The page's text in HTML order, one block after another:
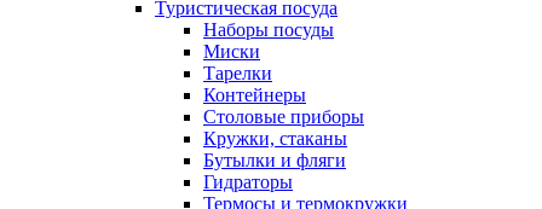
Туристическая посуда
Наборы посуды
Миски
Тарелки
Контейнеры
Столовые приборы
Кружки, стаканы
Бутылки и фляги
Гидраторы
Термосы и термокружки